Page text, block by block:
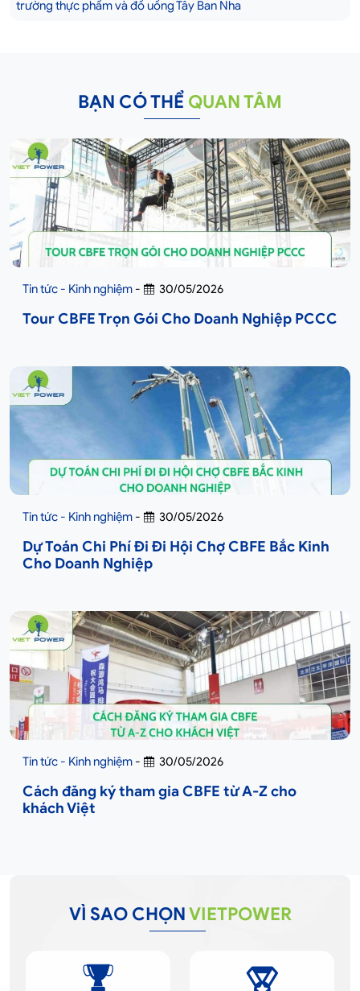
trường thực phẩm và đồ uống Tây Ban Nha
BẠN CÓ THỂ QUAN TÂM
Tin tức - Kinh nghiệm - 30/05/2026
Tour CBFE Trọn Gói Cho Doanh Nghiệp PCCC
Tin tức - Kinh nghiệm - 30/05/2026
Dự Toán Chi Phí Đi Đi Hội Chợ CBFE Bắc Kinh
Cho Doanh Nghiệp
Tin tức - Kinh nghiệm - 30/05/2026
Cách đăng ký tham gia CBFE từ A-Z cho
khách Việt
VÌ SAO CHỌNVIETPOWER